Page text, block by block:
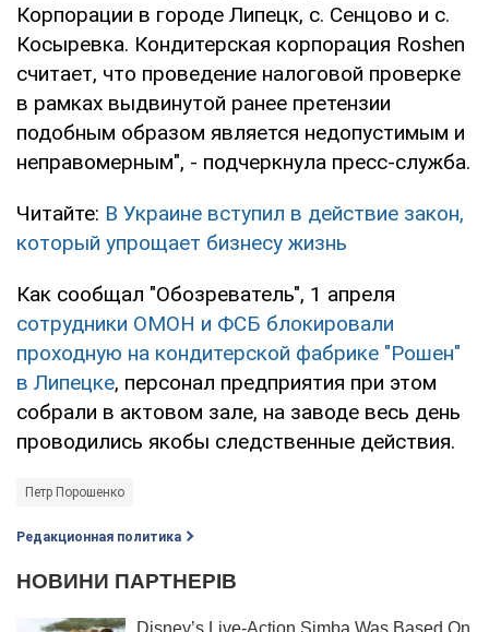
Корпорации в городе Липецк, с. Сенцово и с.
Косыревка. Кондитерская корпорация Roshen
считает, что проведение налоговой проверке
в рамках выдвинутой ранее претензии
подобным образом является недопустимым и
неправомерным", - подчеркнула пресс-служба.
Читайте: В Украине вступил в действие закон,
который упрощает бизнесу жизнь
Как сообщал "Обозреватель", 1 апреля
сотрудники ОМОН и ФСБ блокировали
проходную на кондитерской фабрике "Рошен"
в Липецке, персонал предприятия при этом
собрали в актовом зале, на заводе весь день
проводились якобы следственные действия.
Петр Порошенко
Редакционная политика